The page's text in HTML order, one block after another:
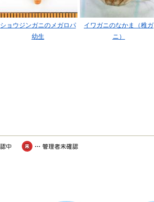
ショウジンガニのメガロパ
幼生
イワガニのなかま（稚ガ
ニ）